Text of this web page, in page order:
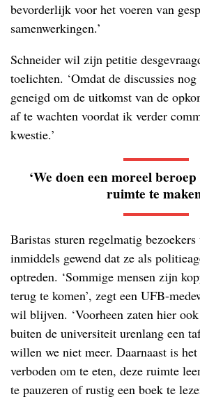
bevorderlijk voor het voeren van
samenwerkingen.’
Schneider wil zijn petitie
toelichten. ‘Omdat de discussies
geneigd om de uitkomst van de
af te wachten voordat ik verder
kwestie.’
‘We doen een moreel
ruimte te
Baristas sturen regelmatig
inmiddels gewend dat ze als
optreden. ‘Sommige mensen zijn
terug te komen’, zegt een UFB-
wil blijven. ‘Voorheen zaten hier
buiten de universiteit urenlang een
willen we niet meer. Daarnaast is
verboden om te eten, deze ruimte
te pauzeren of rustig een boek te